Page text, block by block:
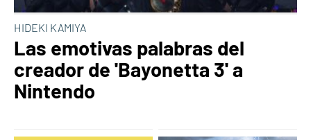
HIDEKI KAMIYA
Las emotivas palabras del
creador de 'Bayonetta 3' a
Nintendo